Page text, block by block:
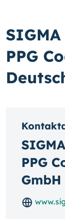
SIGMA
PPG
PPG
GmbH